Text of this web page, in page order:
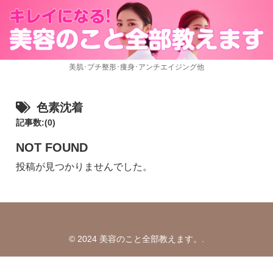
美肌･プチ整形･痩身･アンチエイジング他
色素沈着
記事数:(0)
NOT FOUND
投稿が見つかりませんでした。
© 2024 美容のこと全部教えます。.